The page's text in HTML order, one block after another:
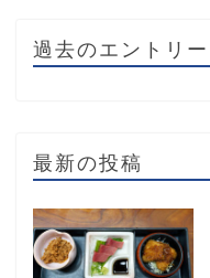
過去のエントリー
最新の投稿